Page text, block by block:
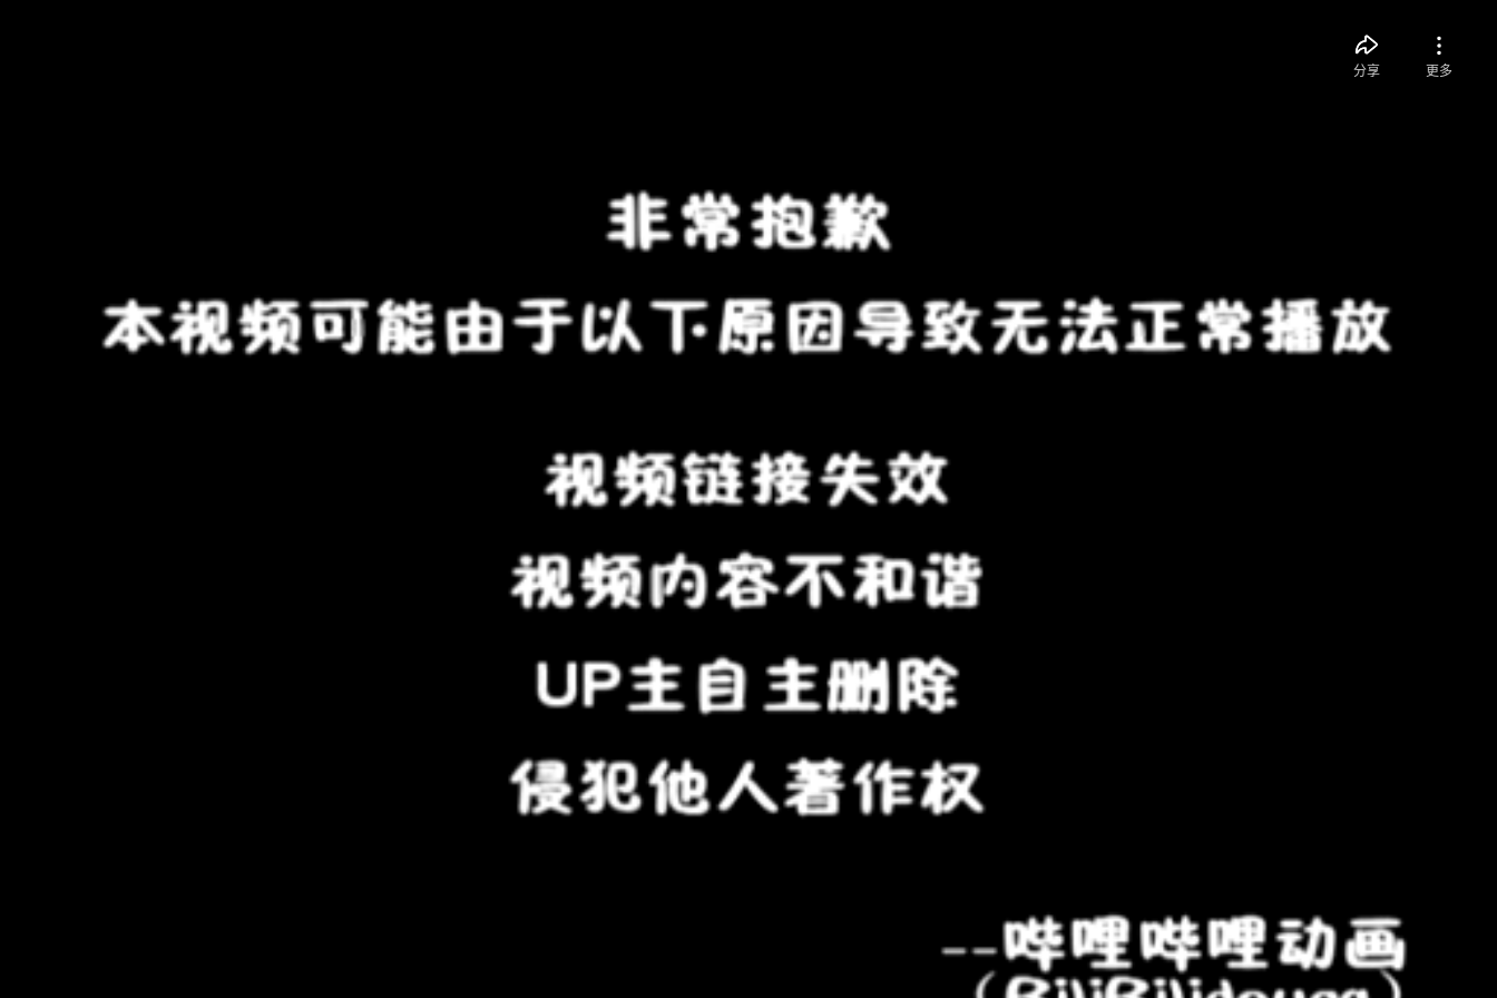
分享 更多